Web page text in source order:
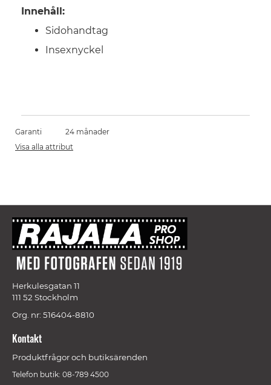
Innehåll:
Sidohandtag
Insexnyckel
Garanti
24 månader
Visa alla attribut
Herkulesgatan 11
111 52 Stockholm
Org. nr: 516404-8810
Kontakt
Produktfrågor och butiksärenden
Telefon butik: 08-789 4500